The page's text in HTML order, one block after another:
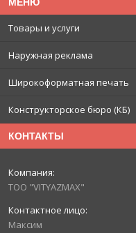
Товары и услуги
Наружная реклама
Широкоформатная печать
Конструкторское бюро (КБ)
КОНТАКТЫ
ТОО "VITYAZMAX"
Максим